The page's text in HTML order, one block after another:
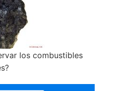
los combustibles